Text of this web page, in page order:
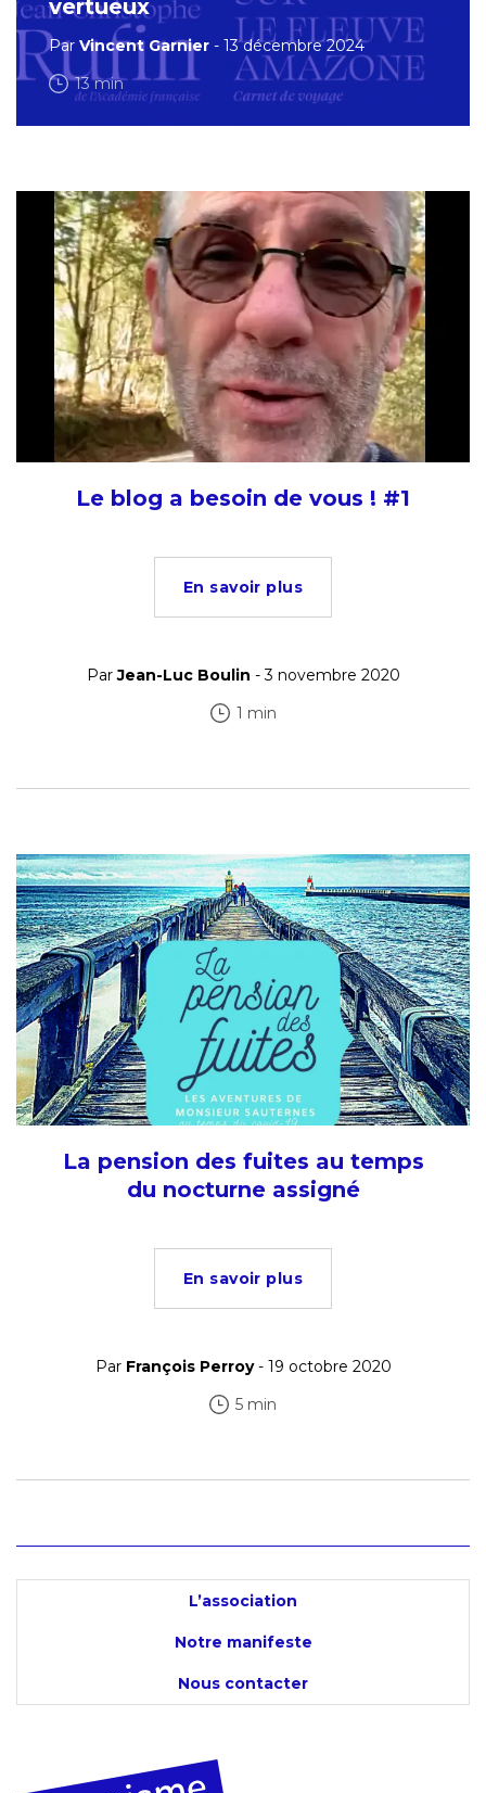
vertueux
Par Vincent Garnier - 13 décembre 2024
13 min
Le blog a besoin de vous ! #1
En savoir plus
ParJean-Luc Boulin - 3 novembre 2020
1 min
La pension des fuites au temps
du nocturne assigné
En savoir plus
Par François Perroy- 19 octobre 2020
5 min
L’association
Notre manifeste
Nous contacter